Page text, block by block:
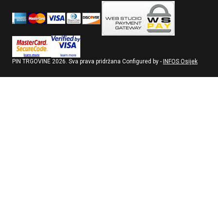
PIN TRGOVINE 2026. Sva prava pridržana Configured by - INFOS Osijek